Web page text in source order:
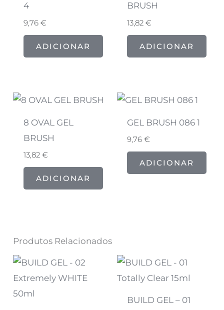
4
9,76 €
ADICIONAR
BRUSH
13,82€
ADICIONAR
8 OVAL GEL
BRUSH
13,82 €
ADICIONAR
GEL BRUSH 086 1
9,76€
ADICIONAR
Produtos Relacionados
BUILD GEL – 01